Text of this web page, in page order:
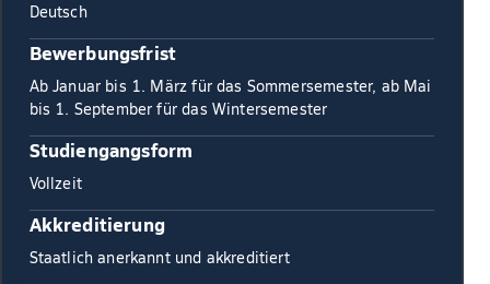
Deutsch
Bewerbungsfrist
Ab Januar bis 1. März für das Sommersemester, ab Mai
bis 1. September für das Wintersemester
Studiengangsform
Vollzeit
Akkreditierung
Staatlich anerkannt und akkreditiert